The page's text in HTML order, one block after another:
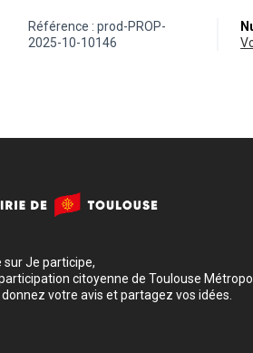
Référence : prod-PROP-
2025-10-10146
sur Je participe,
citoyenne de Toulouse
votre avis et partagez vos idées.